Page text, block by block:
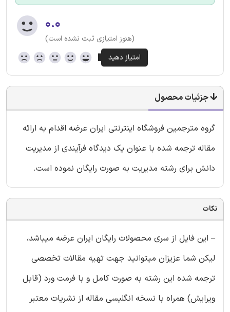
۰.۰
(هنوز امتیازی ثبت نشده است)
جزئیات محصول
گروه مترجمین فروشگاه اینترنتی ایران عرضه اقدام به ارائه
مقاله ترجمه شده با عنوان یک دیدگاه فرآیندی از مدیریت
دانش برای رشته مدیریت به صورت رایگان نموده است.
نکات
– این فایل از سری محصولات رایگان ایران عرضه میباشد،
لیکن شما عزیزان میتوانید جهت تهیه مقالات تخصصی
ترجمه شده این رشته به صورت کامل و با فرمت ورد (قابل
ویرایش) همراه با نسخه انگلیسی مقاله از نشریات معتبر